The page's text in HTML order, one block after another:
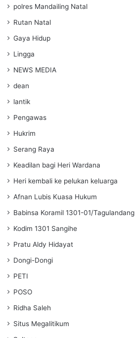
polres Mandailing Natal
Rutan Natal
Gaya Hidup
Lingga
NEWS MEDIA
dean
lantik
Pengawas
Hukrim
Serang Raya
Keadilan bagi Heri Wardana
Heri kembali ke pelukan keluarga
Afnan Lubis Kuasa Hukum
Babinsa Koramil 1301-01/Tagulandang
Kodim 1301 Sangihe
Pratu Aldy Hidayat
Dongi-Dongi
PETI
POSO
Ridha Saleh
Situs Megalitikum